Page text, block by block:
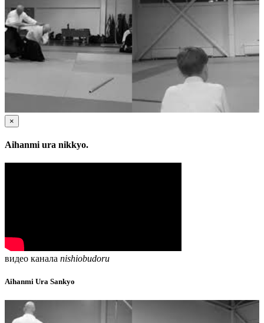
×
Aihanmi ura nikkyo.
видео канала nishiobudoru
Aihanmi Ura Sankyo